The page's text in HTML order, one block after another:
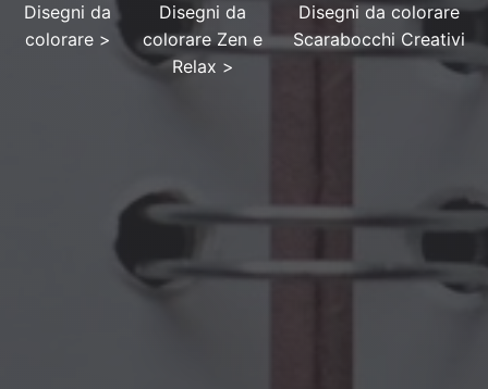
Disegni da
colorare>
Disegni da
colorare Zen e
Relax >
Disegni da colorare
Scarabocchi Creativi